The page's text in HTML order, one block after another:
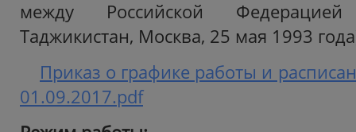
между Российской
Таджикистан, Москва, 25 мая 1993
Приказ о графике работы и
01.09.2017.pdf